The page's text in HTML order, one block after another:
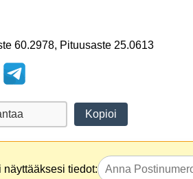
60.2978, Pituusaste 25.0613
Kopioi
tiedot: